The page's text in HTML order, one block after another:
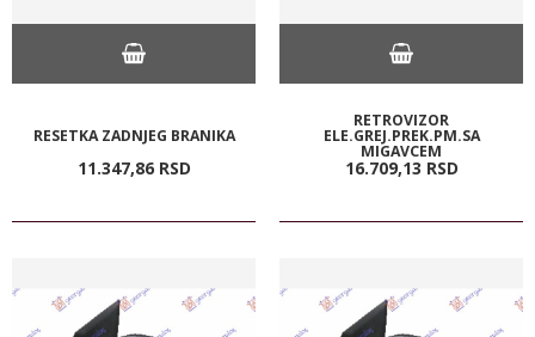
RESETKA ZADNJEG BRANIKA
11.347,86 RSD
RETROVIZOR
ELE.GREJ.PREK.PM.SA
MIGAVCEM
16.709,13 RSD